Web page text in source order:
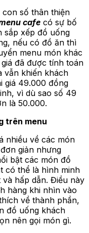
số thân thiện
cafe có sự bố
sắp xếp đồ uống
nếu có đồ ăn thì
menu món khác
đã được tính toán
vẫn khiến khách
giá 49.000 đồng
vì dù sao số 49
là 50.000.
trên menu
nhiều về các món
giản nhưng
bật các món đồ
có thể là hình minh
hấp dẫn. Điều này
hàng khi nhìn vào
về thành phần,
đồ uống khách
nên gọi món gì.